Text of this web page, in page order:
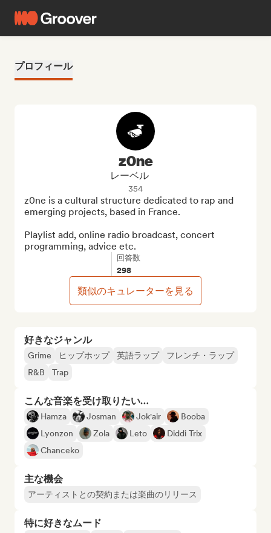
プロフィール
好きなジャンル
Grime ヒップホップ 英語ラップ
フレンチ・ラップ
R&B
Trap
こんな音楽を受け取りたい…
Hamza Josman Jok'air
Booba
Lyonzon
Zola Leto
Diddi Trix
Chanceko
主な機会
アーティストとの契約または楽曲のリリース
特に好きなムード
z0ne
レーベル
354
z0ne is a cultural structure dedicated to rap and
emerging projects, based in France.
Playlist add, online radio broadcast, concert
programming, advice etc.
回答数
298
類似のキュレーターを見る